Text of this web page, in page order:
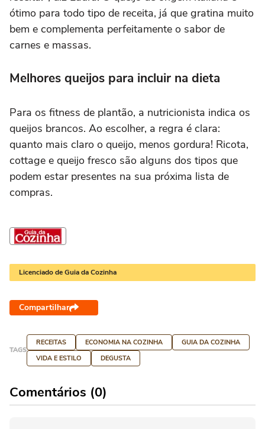
ótimo para todo tipo de receita, já que gratina muito
bem e complementa perfeitamente o sabor de
carnes e massas.
Melhores queijos para incluir na dieta
Para os fitness de plantão, a nutricionista indica os
queijos brancos. Ao escolher, a regra é clara:
quanto mais claro o queijo, menos gordura! Ricota,
cottage e queijo fresco são alguns dos tipos que
podem estar presentes na sua próxima lista de
compras.
Licenciado de Guia da Cozinha
Compartilhar
TAGS
RECEITAS ECONOMIA NA COZINHA
GUIA DA COZINHA
VIDA E ESTILO
DEGUSTA
Comentários (0)